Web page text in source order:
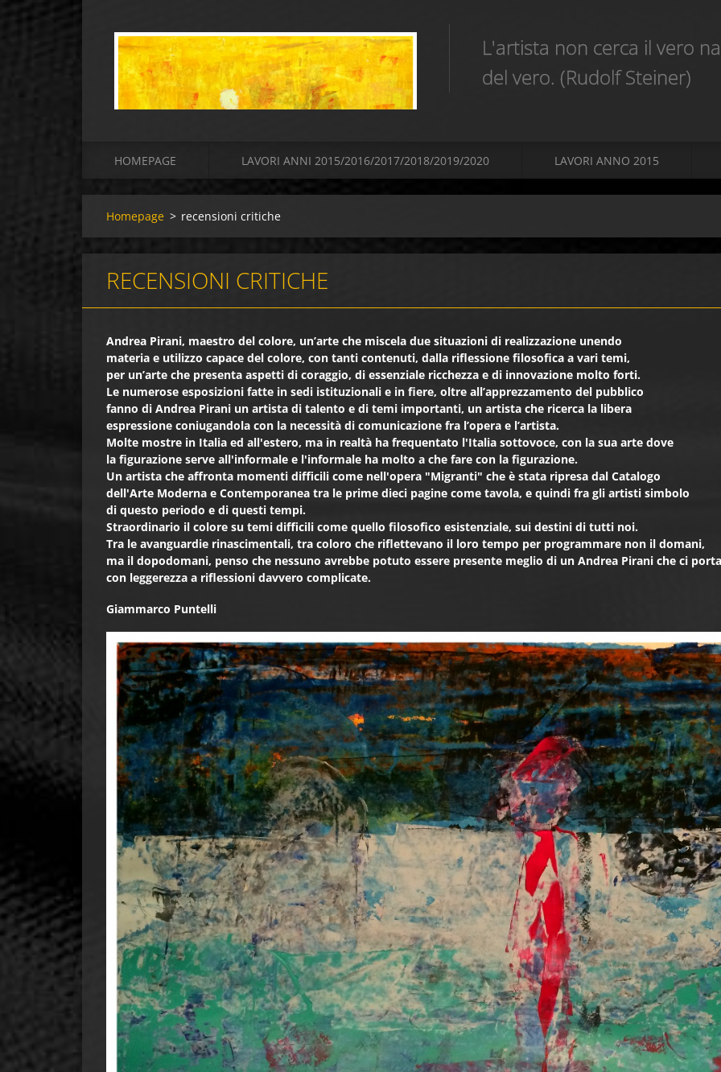
L'artista non cerca il vero
del vero. (Rudolf Steiner)
HOMEPAGE LAVORI ANNI 2015/2016/2017/2018/2019/2020 LAVORI ANNO 2015
Homepage > recensioni critiche
RECENSIONI CRITICHE
Andrea Pirani, maestro del colore, un’arte che miscela due situazioni di realizzazione unendo
materia e utilizzo capace del colore, con tanti contenuti, dalla riflessione filosofica a vari temi,
per un’arte che presenta aspetti di coraggio, di essenziale ricchezza e di innovazione molto forti.
Le numerose esposizioni fatte in sedi istituzionali e in fiere, oltre all’apprezzamento del pubblico
fanno di Andrea Pirani un artista di talento e di temi importanti, un artista che ricerca la libera
espressione coniugandola con la necessità di comunicazione fra l’opera e l’artista.
Molte mostre in Italia ed all'estero, ma in realtà ha frequentato l'Italia sottovoce, con la sua arte dove
la figurazione serve all'informale e l'informale ha molto a che fare con la figurazione.
Un artista che affronta momenti difficili come nell'opera "Migranti" che è stata ripresa dal Catalogo
dell'Arte Moderna e Contemporanea tra le prime dieci pagine come tavola, e quindi fra gli artisti simbolo
di questo periodo e di questi tempi.
Straordinario il colore su temi difficili come quello filosofico esistenziale, sui destini di tutti noi.
Tra le avanguardie rinascimentali, tra coloro che riflettevano il loro tempo per programmare non il domani,
ma il dopodomani, penso che nessuno avrebbe potuto essere presente meglio di un Andrea Pirani che ci porta
con leggerezza a riflessioni davvero complicate.
Giammarco Puntelli